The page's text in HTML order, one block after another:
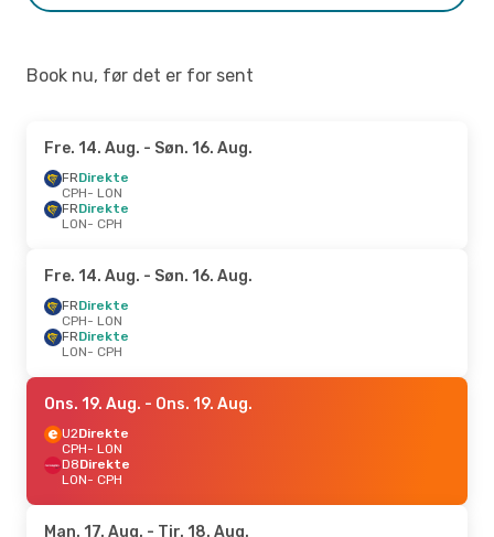
Book nu, før det er for sent
Fre. 14. Aug. - Søn. 16. Aug.
FRDirekte
CPH- LON
FRDirekte
LON- CPH
Fre. 14. Aug. - Søn. 16. Aug.
FRDirekte
CPH- LON
FRDirekte
LON- CPH
Ons. 19. Aug. - Ons. 19. Aug.
U2Direkte
CPH- LON
D8Direkte
LON- CPH
Man. 17. Aug. - Tir. 18. Aug.